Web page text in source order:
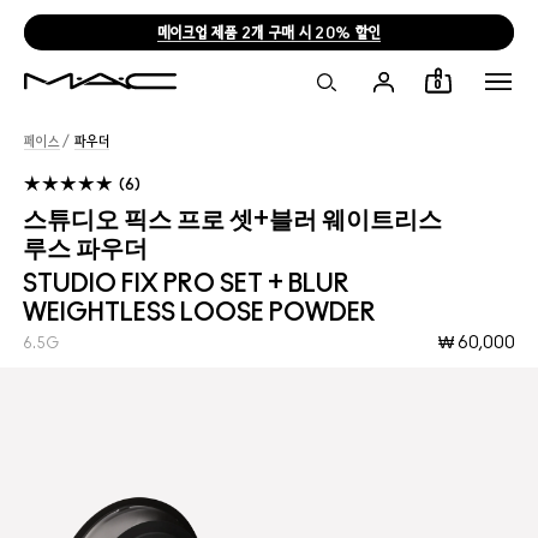
메이크업 제품 2개 구매 시 20% 할인
0
페이스 / 파우더
스튜디오 픽스 프로 셋+블러 웨이트리스
루스 파우더
STUDIO FIX PRO SET + BLUR
WEIGHTLESS LOOSE POWDER
₩ 60,000
6.5G
6